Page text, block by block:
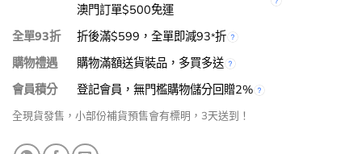
澳門訂單$500免運
全單93折
折後滿$599，全單即減93*折
購物禮遇
購物滿額送貨裝品，多買多送
會員積分
登記會員，無門檻購物儲分回贈2%
全現貨發售，小部份補貨預售會有標明，3天送到！